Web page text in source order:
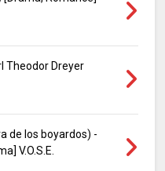
Theodor Dreyer
de los boyardos) -
V.O.S.E.